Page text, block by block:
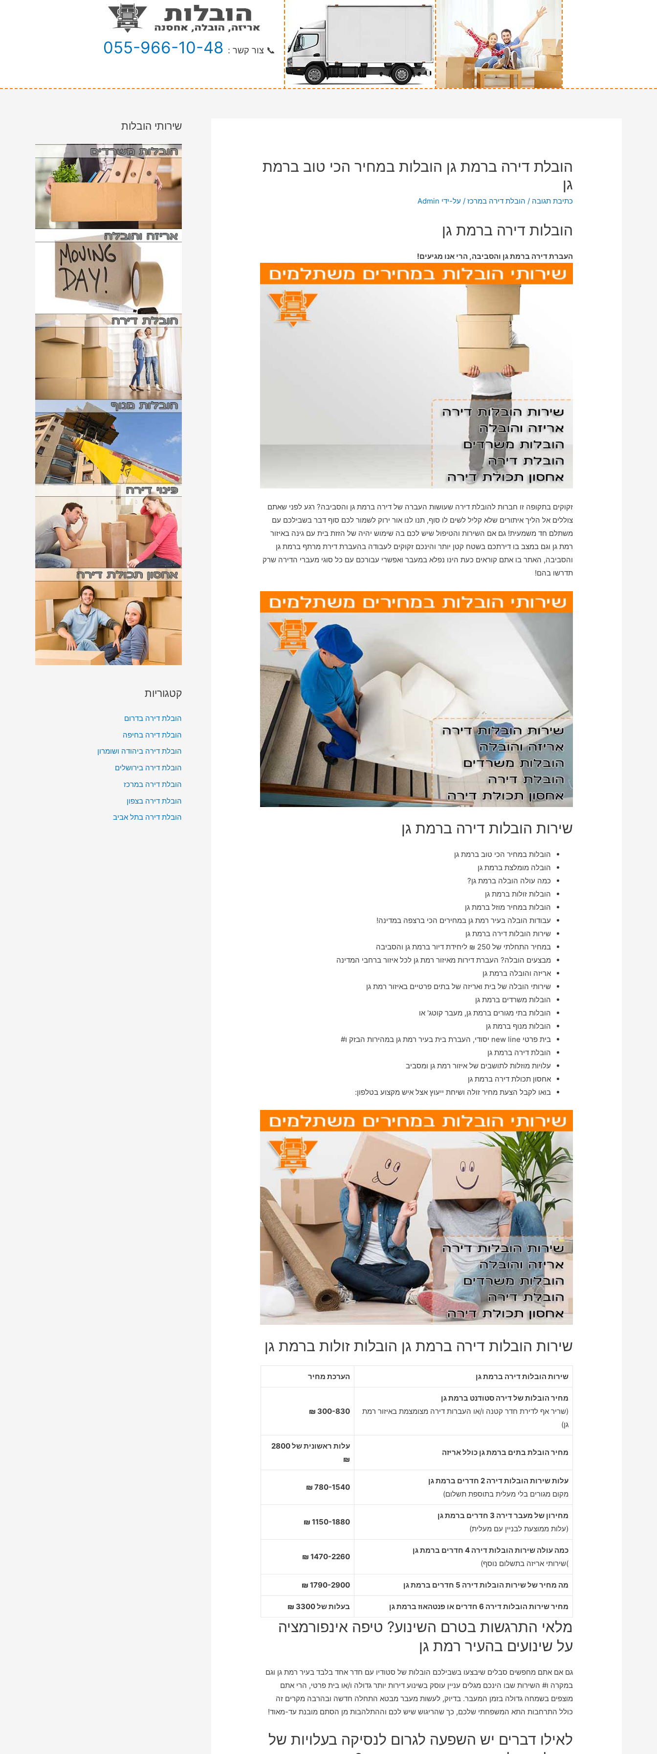
📞 צור קשר : 055-966-10-48
הובלת דירה ברמת גן הובלות במחיר הכי טוב ברמת
גן
כתיבת תגובה / הובלת דירה במרכז / על-ידי Admin
הובלות דירה ברמת גן
העברת דירה ברמת גן והסביבה, הרי אנו מגיעים!
זקוקים בתקופה זו חברות להובלת דירה שעושות העברה של דירה ברמת גן והסביבה? רגע לפני שאתם
צוללים אל הליך איתורים שלא קליל לשים לו סוף, תנו לנו אור ירוק לשמור לכם סוף דבר בשבילכם עם
משתלם חד משמעית! גם אם השירות והטיפול שיש לכם בה שימוש יהיה של הזזת בית עם גינה באיזור
רמת גן וגם במצב בו דירתכם בשטח קטן יותר והינכם זקוקים לעבודה בהעברת דירת מרתף ברמת גן
והסביבה, האתר בו אתם קוראים כעת הינו נפלא במעבר ואפשרי עבורכם עם כל סוגי מעברי הדירה שרק
תדרשו בהם!
שירות הובלות דירה ברמת גן
הובלות במחיר הכי טוב ברמת גן
הובלה מומלצת ברמת גן
כמה עולה הובלה ברמת גן?
הובלות זולות ברמת גן
הובלות במחיר מוזל ברמת גן
עבודות הובלה בעיר רמת גן במחירים הכי ברצפה במדינה!
שירות הובלות דירה ברמת גן
במחיר התחלתי של 250 ₪ ליחידת דיור ברמת גן והסביבה
מבצעים הובלה? העברת דירות מאיזור רמת גן לכל איזור ברחבי המדינה
אריזה והובלה ברמת גן
שירותי הובלה של בית ואריזה של בתים פרטיים באיזור רמת גן
הובלות משרדים ברמת גן
הובלות בתי מגורים ברמת גן, מעבר קוטג' או
הובלות מנוף ברמת גן
בית פרטי new line יסודי, העברת בית בעיר רמת גן במהירות הבזק ו#
הובלת דירה ברמת גן
עלויות מוזלות לתושבים של איזור רמת גן ומסביב
אחסון תכולת דירה ברמת גן
בואו לקבל הצעת מחיר זולה ושיחת ייעוץ אצל איש מקצוע בטלפון:
שירות הובלות דירה ברמת גן הובלות זולות ברמת גן
שירות הובלות דירה ברמת גן הערכת מחיר
מחיר הובלות של דירה סטודנט ברמת גן
(שריר אף לדירת חדר קטנה ו/או העברות דירה מצומצמת באיזור רמת
גן)
300-830 ₪
מחיר הובלת בתים ברמת גן כולל אריזה
עלות ראשונית של 2800
₪
עלות שירות הובלות דירה 2 חדרים ברמת גן
מקום מגורים בלי מעלית בתוספת תשלום)
780-1540 ₪
מחירון של מעבר דירה 3 חדרים ברמת גן
(עלות ממוצעת לבניין עם מעלית)
1150-1880 ₪
כמה עולה שירות הובלות דירה 4 חדרים ברמת גן
)שירותי אריזה בתשלום נוסף)
1470-2260 ₪
מה מחיר של שירות הובלות דירה 5 חדרים ברמת גן 1790-2900 ₪
מחיר שירות הובלות דירה 6 חדרים או פנטהאוז ברמת גן בעלות של 3300 ₪
מלאי התרגשות בטרם השינוע? טיפה אינפורמציה
על שינועים בהעיר רמת גן
גם אם אתם מחפשים סבלים שיבצעו בשבילכם הובלות של סטודיו עם חדר אחד בלבד בעיר רמת גן וגם
במקרה ו# השירות שבו הינכם מגלים עניין עוסק בשינוע דירות יותר גדולה ו/או בית פרטי, הרי אתם
מוצפים בשמחה גדולה בזמן המעבר. בדיוק, לעשות מעבר מבטא התחלה חדשה ובהרבה מקרים זה
כולל התרחבות התא המשפחתי שלכם, כך שהריגוש שיש לכם וההתלהבות מן הסתם מובנת עד-מאוד!
לאילו דברים יש השפעה לגרום לנסיקה בעלויות של
שירותי הובלות
קטגוריות
הובלת דירה בדרום
הובלת דירה בחיפה
הובלת דירה ביהודה ושומרון
הובלת דירה בירושלים
הובלת דירה במרכז
הובלת דירה בצפון
הובלת דירה בתל אביב